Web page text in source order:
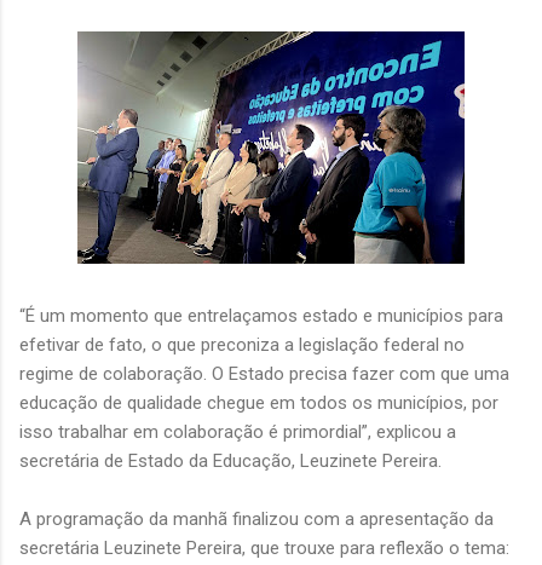
“É um momento que entrelaçamos estado e municípios para
efetivar de fato, o que preconiza a legislação federal no
regime de colaboração. O Estado precisa fazer com que uma
educação de qualidade chegue em todos os municípios, por
isso trabalhar em colaboração é primordial”, explicou a
secretária de Estado da Educação, Leuzinete Pereira.
A programação da manhã finalizou com a apresentação da
secretária Leuzinete Pereira, que trouxe para reflexão o tema: